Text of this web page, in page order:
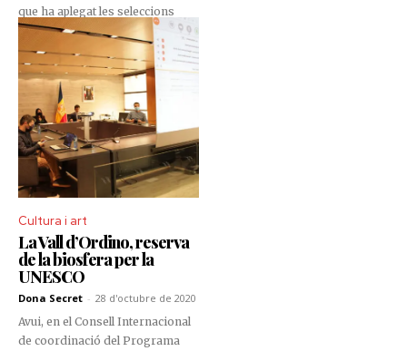
que ha aplegat les seleccions
d’Andorra, Catalunya, França,
Euskadi i Galícia, els dies 11, 12 i
13 de juliol. En una edició
marcada per l’equilibri i la tensió
competitiva, Catalunya s’ha
proclamat campiona amb un total
de 19 punts, seguida d’Andorra
(15 punts) i Galícia (14 punts).
França ha quedat en quarta
posició amb 13 punts, mentre
que el País Basc ha tancat la
classificació amb 4 punts.
Cultura i art
La Vall d’Ordino, reserva
de la biosfera per la
UNESCO
Dona Secret - 28 d'octubre de 2020
Avui, en el Consell Internacional
de coordinació del Programa